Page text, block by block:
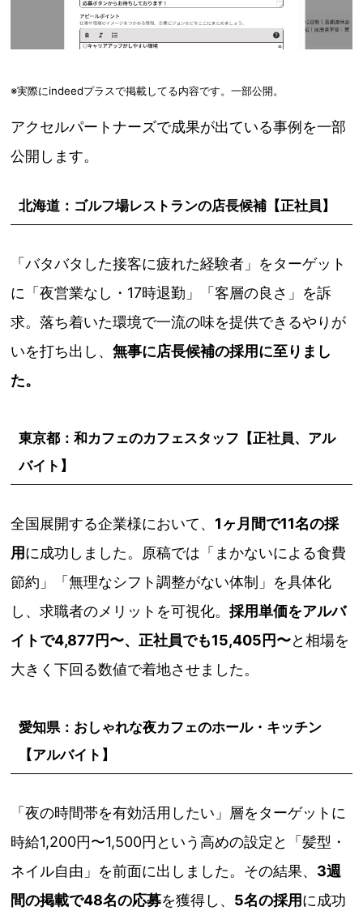
※実際にindeedプラスで掲載してる内容です。一部公開。
アクセルパートナーズで成果が出ている事例を一部
公開します。
北海道：ゴルフ場レストランの店長候補【正社員】
「バタバタした接客に疲れた経験者」をターゲット
に「夜営業なし・17時退勤」「客層の良さ」を訴
求。落ち着いた環境で一流の味を提供できるやりが
いを打ち出し、無事に店長候補の採用に至りまし
た。
東京都：和カフェのカフェスタッフ【正社員、アル
バイト】
全国展開する企業様において、 1ヶ月間で11名の採
用に成功しました。原稿では「まかないによる食費
節約」「無理なシフト調整がない体制」を具体化
し、求職者のメリットを可視化。採用単価をアルバ
イトで4,877円〜、正社員でも15,405円〜と相場を
大きく下回る数値で着地させました。
愛知県：おしゃれな夜カフェのホール・キッチン
【アルバイト】
「夜の時間帯を有効活用したい」層をターゲットに
時給1,200円〜1,500円という高めの設定と「髪型・
ネイル自由」を前面に出しました。その結果、 3週
間の掲載で48名の応募を獲得し、 5名の採用に成功